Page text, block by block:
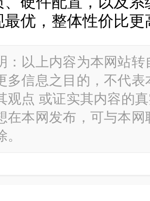
最优，整体性价比
：以上内容为本网站
多信息之目的，不代
观点 或证实其内容的
在本网发布，可与本